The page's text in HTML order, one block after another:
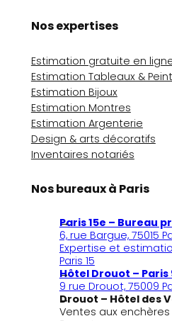
Nos expertises
Estimation gratuite en
Estimation Tableaux &
Estimation Bijoux
Estimation Montres
Estimation Argenterie
Design & arts décoratifs
Inventaires notariés
Nos bureaux à Paris
Paris 15e – Bureau
6, rue Bargue, 75015
Expertise et
Paris 15
Hôtel Drouot – Paris
9 rue Drouot, 75009
Drouot – Hôtel des
Ventes aux